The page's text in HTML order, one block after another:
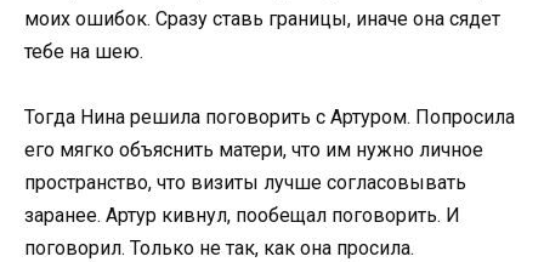
моих ошибок. Сразу ставь границы, иначе она сядет
тебе на шею.
Тогда Нина решила поговорить с Артуром. Попросила
его мягко объяснить матери, что им нужно личное
пространство, что визиты лучше согласовывать
заранее. Артур кивнул, пообещал поговорить. И
поговорил. Только не так, как она просила.